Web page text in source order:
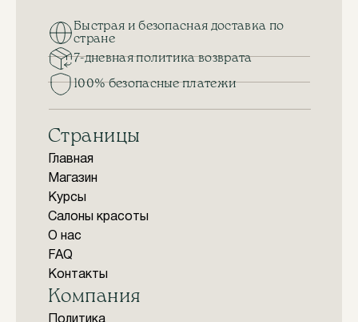
Быстрая и безопасная доставка по
стране
7-дневная политика возврата
100% безопасные платежи
Страницы
Главная
Магазин
Курсы
Салоны красоты
О нас
FAQ
Контакты
Компания
Политика